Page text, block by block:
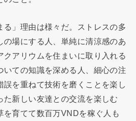
る」理由は様々だ。ストレスの多
の場にする人、単純に清涼感のあ
クアリウムを住まいに取り入れる
いての知識を深める人、細心の注
誤を重ねて技術を磨くことを楽し
た新しい友達との交流を楽しむ
を育てて数百万VNDを稼ぐ人も